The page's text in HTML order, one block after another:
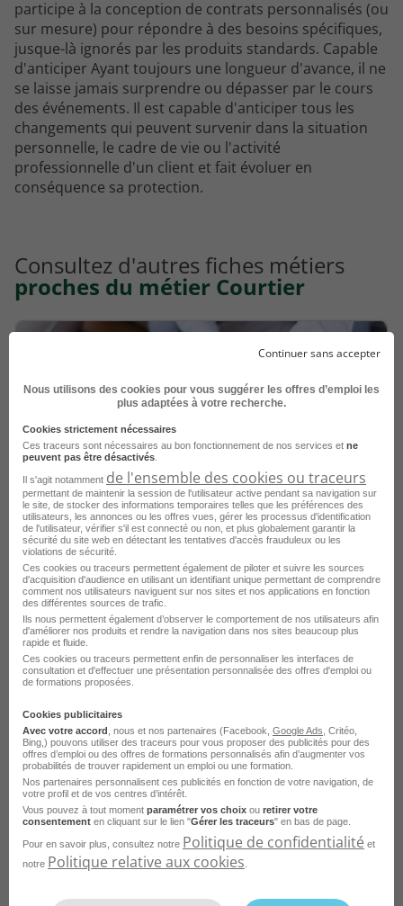
participe à la conception de contrats personnalisés (ou
sur mesure) pour répondre à des besoins spécifiques,
jusque-là ignorés par les produits standards. Capable
d'anticiper Ayant toujours une longueur d'avance, il ne
se laisse jamais surprendre ou dépasser par le cours
des événements. Il est capable d'anticiper tous les
changements qui peuvent survenir dans la situation
personnelle, le cadre de vie ou l'activité
professionnelle d'un client et fait évoluer en
conséquence sa protection.
Consultez d'autres fiches métiers
proches du métier Courtier
Commercial terrain
Assistant commercial
Continuer sans accepter
Nous utilisons des cookies pour vous suggérer les offres d’emploi les
plus adaptées à votre recherche.
Cookies strictement nécessaires
Ces traceurs sont nécessaires au bon fonctionnement de nos services et ne
peuvent pas être désactivés
Il s'agit notamment de l'ensemble des cookies ou traceurs
permettant de maintenir la session de l'utilisateur active pendant sa navigation sur
le site, de stocker des informations temporaires telles que les préférences des
utilisateurs, les annonces ou les offres vues, gérer les processus d'identification
de l'utilisateur, vérifier s'il est connecté ou non, et plus globalement garantir la
sécurité du site web en détectant les tentatives d'accès frauduleux ou les
violations de sécurité.
Ces cookies ou traceurs permettent également de piloter et suivre les sources
d'acquisition d'audience en utilisant un identifiant unique permettant de comprendre
comment nos utilisateurs naviguent sur nos sites et nos applications en fonction
des différentes sources de trafic.
Ils nous permettent également d’observer le comportement de nos utilisateurs afin
d'améliorer nos produits et rendre la navigation dans nos sites beaucoup plus
rapide et fluide.
Ces cookies ou traceurs permettent enfin de personnaliser les interfaces de
consultation et d'effectuer une présentation personnalisée des offres d'emploi ou
de formations proposées.
Cookies publicitaires
Avec votre accord , nous et nos partenaires (Facebook, Google Ads , Critéo,
Bing,) pouvons utiliser des traceurs pour vous proposer des publicités pour des
offres d’emploi ou des offres de formations personnalisés afin d’augmenter vos
probabilités de trouver rapidement un emploi ou une formation.
Nos partenaires personnalisent ces publicités en fonction de votre navigation, de
votre profil et de vos centres d’intérêt.
Vous pouvez à tout moment paramétrer vos choix ou retirer votre
consentement en cliquant sur le lien "Gérer les traceurs" en bas de page.
Pour en savoir plus, consultez notre Politique de confidentialité et
notre Politique relative aux cookies